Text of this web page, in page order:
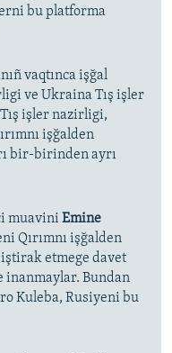
bu platforma
vaqtınca işğal
ve Ukraina Tış işler
işler nazirligi,
işğalden
bir-birinden ayrı
muavini Emine
Qırımnı işğalden
etmege davet
inanmaylar. Bundan
Kuleba, Rusiyeni bu